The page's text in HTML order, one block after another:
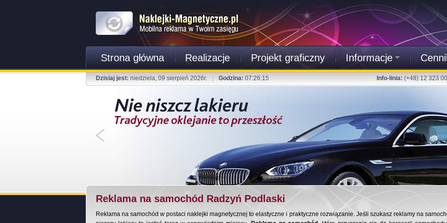
Strona główna Realizacje Projekt graficzny Informacje
Dzisiaj jest: niedziela, 09 sierpień 2026r. Godzina: 07:26:16 Info-linia: (+48) 12 323
Reklama na samochód Radzyń Podlaski
Reklama na samochód w postaci naklejki magnetycznej to elastyczne i praktyczne rozwiązanie. Jeśli szukasz reklamy na